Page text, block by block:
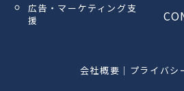
広告・マーケティング支
援
会社概要 ｜ プライバシ